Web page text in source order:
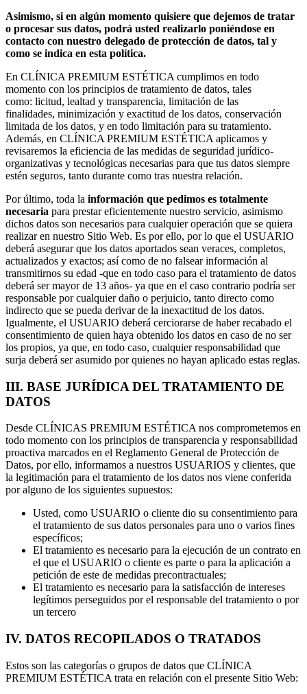
Asimismo, si en algún momento quisiere que dejemos de tratar
o procesar sus datos, podrá usted realizarlo poniéndose en
contacto con nuestro delegado de protección de datos, tal y
como se indica en esta política.
En CLÍNICA PREMIUM ESTÉTICA cumplimos en todo
momento con los principios de tratamiento de datos, tales
como: licitud, lealtad y transparencia, limitación de las
finalidades, minimización y exactitud de los datos, conservación
limitada de los datos, y en todo limitación para su tratamiento.
Además, en CLÍNICA PREMIUM ESTÉTICA aplicamos y
revisaremos la eficiencia de las medidas de seguridad jurídico-
organizativas y tecnológicas necesarias para que tus datos siempre
estén seguros, tanto durante como tras nuestra relación.
Por último, toda la información que pedimos es totalmente
necesaria para prestar eficientemente nuestro servicio, asimismo
dichos datos son necesarios para cualquier operación que se quiera
realizar en nuestro Sitio Web. Es por ello, por lo que el USUARIO
deberá asegurar que los datos aportados sean veraces, completos,
actualizados y exactos; así como de no falsear información al
transmitirnos su edad -que en todo caso para el tratamiento de datos
deberá ser mayor de 13 años- ya que en el caso contrario podría ser
responsable por cualquier daño o perjuicio, tanto directo como
indirecto que se pueda derivar de la inexactitud de los datos.
Igualmente, el USUARIO deberá cerciorarse de haber recabado el
consentimiento de quien haya obtenido los datos en caso de no ser
los propios, ya que, en todo caso, cualquier responsabilidad que
surja deberá ser asumido por quienes no hayan aplicado estas reglas.
III. BASE JURÍDICA DEL TRATAMIENTO DE
DATOS
Desde CLÍNICAS PREMIUM ESTÉTICA nos comprometemos en
todo momento con los principios de transparencia y responsabilidad
proactiva marcados en el Reglamento General de Protección de
Datos, por ello, informamos a nuestros USUARIOS y clientes, que
la legitimación para el tratamiento de los datos nos viene conferida
por alguno de los siguientes supuestos:
Usted, como USUARIO o cliente dio su consentimiento para
el tratamiento de sus datos personales para uno o varios fines
específicos;
El tratamiento es necesario para la ejecución de un contrato en
el que el USUARIO o cliente es parte o para la aplicación a
petición de este de medidas precontractuales;
El tratamiento es necesario para la satisfacción de intereses
legítimos perseguidos por el responsable del tratamiento o por
un tercero
IV. DATOS RECOPILADOS O TRATADOS
Estos son las categorías o grupos de datos que CLÍNICA
PREMIUM ESTÉTICA trata en relación con el presente Sitio Web: